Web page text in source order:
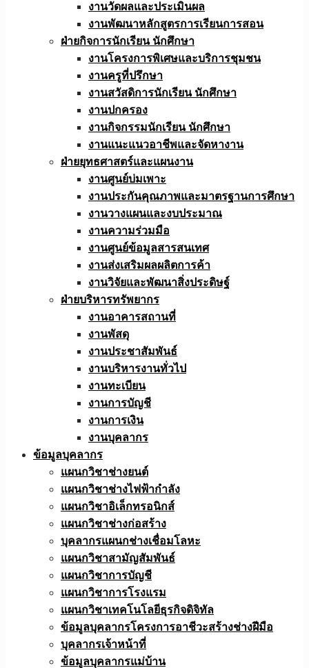
งานวัดผลและประเมินผล
งานพัฒนาหลักสูตรการเรียนการสอน
ฝ่ายกิจการนักเรียน นักศึกษา
งานโครงการพิเศษและบริการชุมชน
งานครูที่ปรึกษา
งานสวัสดิการนักเรียน นักศึกษา
งานปกครอง
งานกิจกรรมนักเรียน นักศึกษา
งานแนะแนวอาชีพและจัดหางาน
ฝ่ายยุทธศาสตร์และแผนงาน
งานศูนย์บ่มเพาะ
งานประกันคุณภาพและมาตรฐานการศึกษา
งานวางแผนและงบประมาณ
งานความร่วมมือ
งานศูนย์ข้อมูลสารสนเทศ
งานส่งเสริมผลผลิตการค้า
งานวิจัยและพัฒนาสิ่งประดิษฐ์
ฝ่ายบริหารทรัพยากร
งานอาคารสถานที่
งานพัสดุ
งานประชาสัมพันธ์
งานบริหารงานทั่วไป
งานทะเบียน
งานการบัญชี
งานการเงิน
งานบุคลากร
ข้อมูลบุคลากร
แผนกวิชาช่างยนต์
แผนกวิชาช่างไฟฟ้ากำลัง
แผนกวิชาอิเล็กทรอนิกส์
แผนกวิชาช่างก่อสร้าง
บุคลากรแผนกช่างเชื่อมโลหะ
แผนกวิชาสามัญสัมพันธ์
แผนกวิชาการบัญชี
แผนกวิชาการโรงแรม
แผนกวิชาเทคโนโลยีธุรกิจดิจิทัล
ข้อมูลบุคลากรโครงการอาชีวะสร้างช่างฝีมือ
บุคลากรเจ้าหน้าที่
ข้อมูลบุคลากรแม่บ้าน